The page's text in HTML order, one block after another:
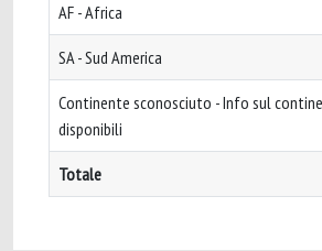
AF - Africa
SA - Sud America
Continente sconosciuto - Info sul
disponibili
Totale